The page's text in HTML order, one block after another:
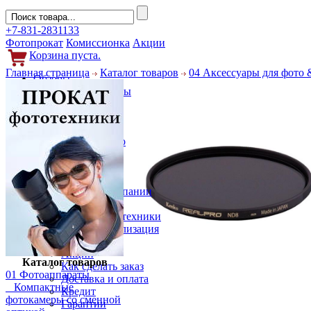
+7-831-2831133
Фотопрокат Комиссионка Акции
Корзина пуста.
Обзоры
Фотоаппараты
Объективы
Фильтры
Фото и видео
Гаджеты
Аксессуары
Слухи
Новости компании
Услуги
Прокат фототехники
Выкуп и реализация
Покупателям
Акции
Как сделать заказ
Доставка и оплата
Кредит
Гарантии
Главная страница Каталог товаров 04 Аксессуары для фото
Каталог товаров
01 Фотоаппараты
Компактные
фотокамеры со сменной